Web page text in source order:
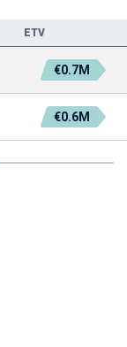
ETV
€0.7M
€0.6M